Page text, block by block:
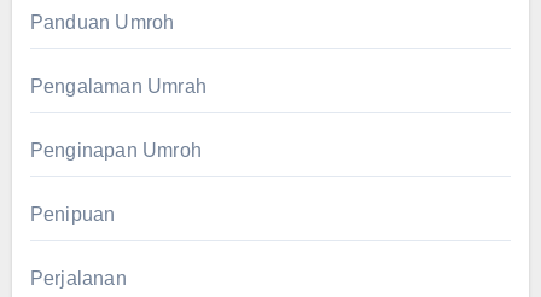
Panduan Umroh
Pengalaman Umrah
Penginapan Umroh
Penipuan
Perjalanan